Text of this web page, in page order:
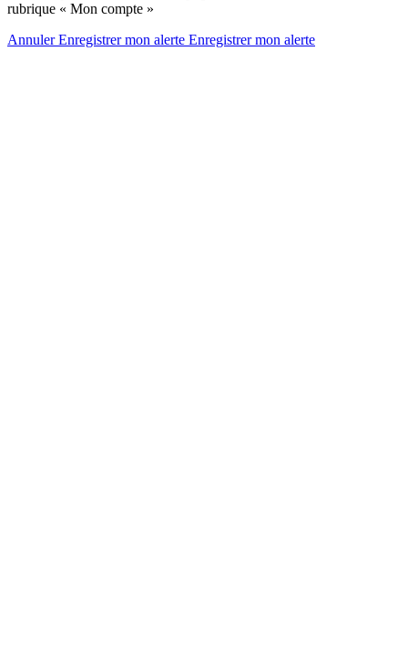
rubrique « Mon compte »
AnnulerEnregistrer mon alerte Enregistrermon alerte